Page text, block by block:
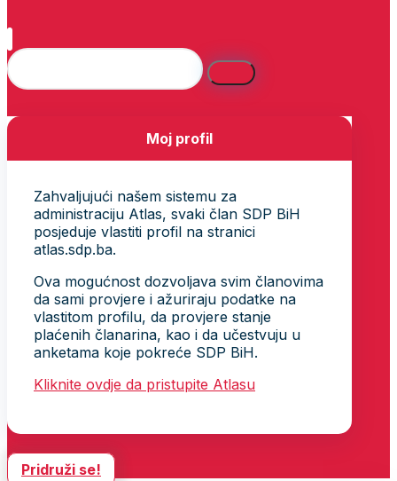
Moj profil
Zahvaljujući našem sistemu za
administraciju Atlas, svaki član SDP BiH
posjeduje vlastiti profil na stranici
atlas.sdp.ba.
Ova mogućnost dozvoljava svim članovima
da sami provjere i ažuriraju podatke na
vlastitom profilu, da provjere stanje
plaćenih članarina, kao i da učestvuju u
anketama koje pokreće SDP BiH.
Kliknite ovdje da pristupite Atlasu
Pridruži se!